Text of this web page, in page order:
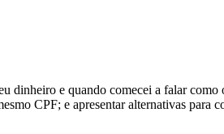
dinheiro e quando comecei a falar
CPF; e apresentar alternativas para